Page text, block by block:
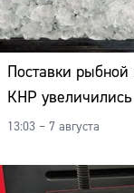
Поставки
КНР
13:03 – 7 августа